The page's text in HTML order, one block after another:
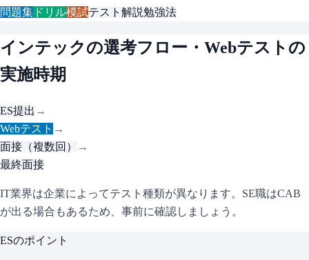
問題集 ドリル模試テスト解説勉強法
インテックの選考フロー・Webテストの
実施時期
ES提出 →
Webテスト →
面接（複数回）
→
最終面接
IT業界は企業によってテスト種類が異なります。SE職はCAB
が出る場合もあるため、事前に確認しましょう。
ESのポイント